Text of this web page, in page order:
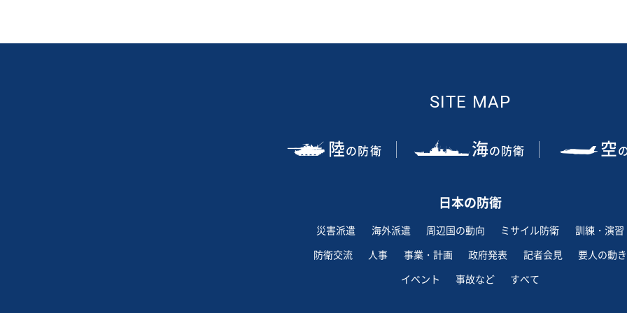
SITE MAP
陸の防衛 海の防衛 空
日本の防衛
災害派遣 海外派遣 周辺国の動向 ミサイル防衛
訓練・演習
防衛交流
人事 事業・計画 政府発表 記者会見
要人の動き
イベント
事故など すべて